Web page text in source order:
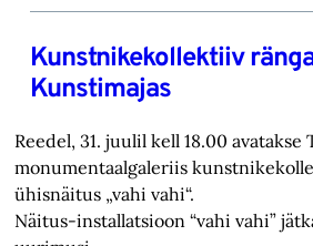
Kunstnikekollektiiv
Kunstimajas
Reedel, 31. juulil kell 18.00
monumentaalgaleriis
ühisnäitus „vahi vahi“.
Näitus-installatsioon “vahi vahi”